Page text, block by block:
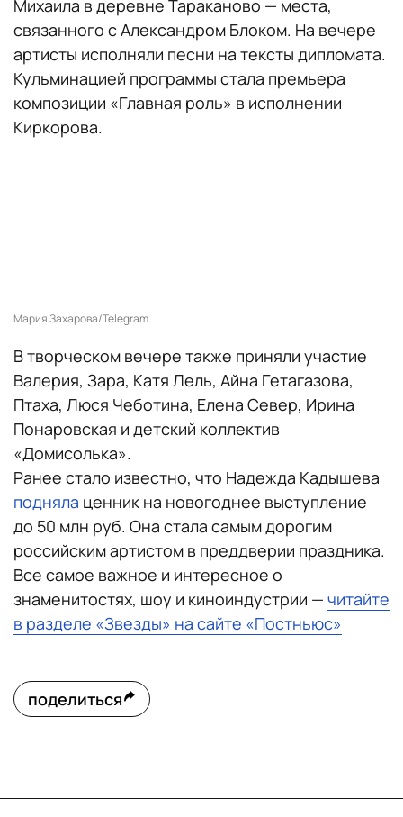
Михаила в деревне Тараканово — места,
связанного с Александром Блоком. На вечере
артисты исполняли песни на тексты дипломата.
Кульминацией программы стала премьера
композиции «Главная роль» в исполнении
Киркорова.
Мария Захарова/Telegram
В творческом вечере также приняли участие
Валерия, Зара, Катя Лель, Айна Гетагазова,
Птаха, Люся Чеботина, Елена Север, Ирина
Понаровская и детский коллектив
«Домисолька».
Ранее стало известно, что Надежда Кадышева
подняла ценник на новогоднее выступление
до 50 млн руб. Она стала самым дорогим
российским артистом в преддверии праздника.
Все самое важное и интересное о
знаменитостях, шоу и киноиндустрии — читайте
в разделе «Звезды» на сайте «Постньюс»
поделиться